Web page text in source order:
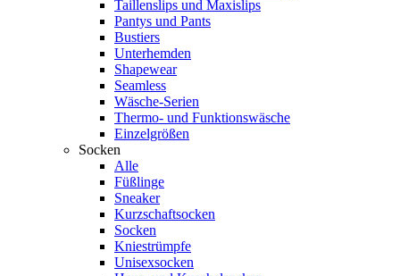
Taillenslips und Maxislips
Pantys und Pants
Bustiers
Unterhemden
Shapewear
Seamless
Wäsche-Serien
Thermo- und Funktionswäsche
Einzelgrößen
Socken
Alle
Füßlinge
Sneaker
Kurzschaftsocken
Socken
Kniestrümpfe
Unisexsocken